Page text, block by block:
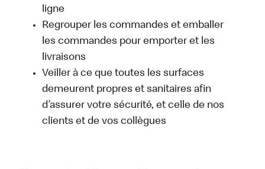
ligne
Regrouper les commandes et emballer
les commandes pour emporter et les
livraisons
Veiller à ce que toutes les surfaces
demeurent propres et sanitaires afin
d’assurer votre sécurité, et celle de nos
clients et de vos collègues